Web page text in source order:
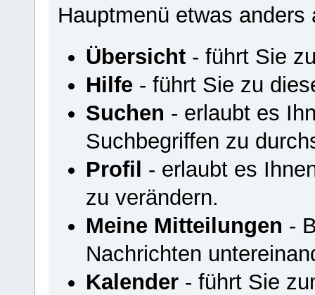
Hauptmenü etwas anders
Übersicht- führt Sie
Hilfe- führt Sie zu
Suchen - erlaubt es
Suchbegriffen zu
Profil - erlaubt es
zu verändern.
Meine Mitteilungen -
Nachrichten
Kalender- führt Sie